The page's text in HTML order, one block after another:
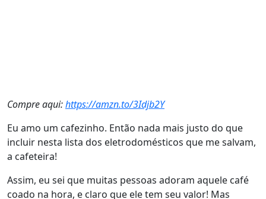
Compre aqui:https://amzn.to/3Idjb2Y
Eu amo um cafezinho. Então nada mais justo do que
incluir nesta lista dos eletrodomésticos que me salvam,
a cafeteira!
Assim, eu sei que muitas pessoas adoram aquele café
coado na hora, e claro que ele tem seu valor! Mas